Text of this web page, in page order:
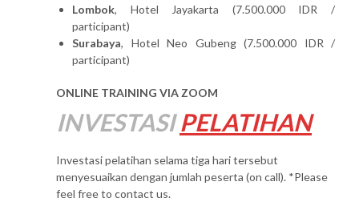
Lombok, Hotel Jayakarta (7.500.000 IDR /
participant)
Surabaya, Hotel Neo Gubeng (7.500.000 IDR /
participant)
ONLINE TRAINING VIA ZOOM
INVESTASI PELATIHAN
Investasi pelatihan selama tiga hari tersebut
menyesuaikan dengan jumlah peserta (on call). *Please
feel free to contact us.